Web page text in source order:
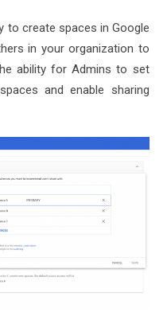
to create spaces in Google
in your organization to
ability for Admins to set
and enable sharing